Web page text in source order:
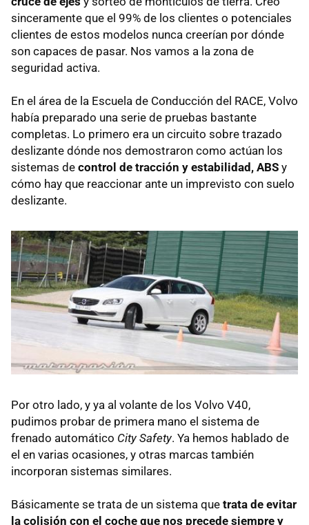
sinceramente que el 99% de los clientes o potenciales
clientes de estos modelos nunca creerían por dónde
son capaces de pasar. Nos vamos a la zona de
seguridad activa.
En el área de la Escuela de Conducción del RACE, Volvo
había preparado una serie de pruebas bastante
completas. Lo primero era un circuito sobre trazado
deslizante dónde nos demostraron como actúan los
sistemas de control de tracción y estabilidad, ABS y
cómo hay que reaccionar ante un imprevisto con suelo
deslizante.
Por otro lado, y ya al volante de los Volvo V40,
pudimos probar de primera mano el sistema de
frenado automático City Safety. Ya hemos hablado de
el en varias ocasiones, y otras marcas también
incorporan sistemas similares.
Básicamente se trata de un sistema que trata de evitar
la colisión con el coche que nos precede siempre y